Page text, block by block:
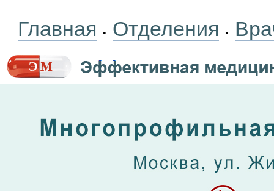
Главная • Отделения •